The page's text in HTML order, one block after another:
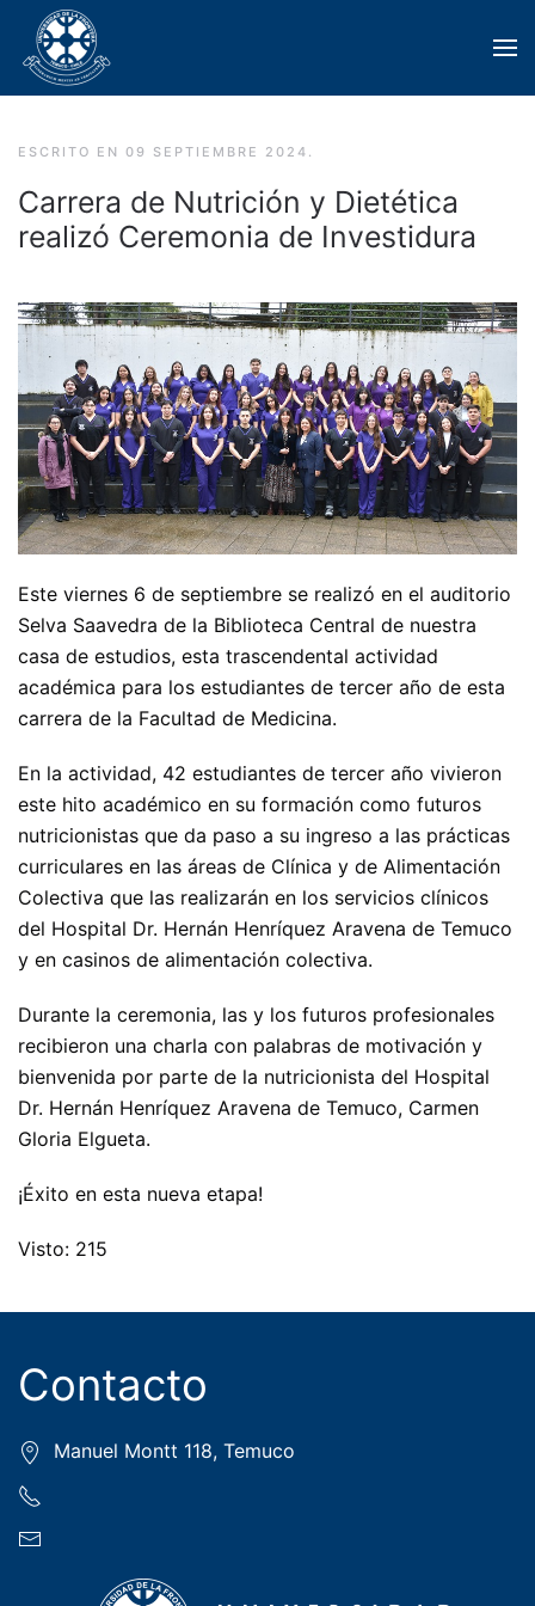
Skip to main content
ESCRITO EN 09 SEPTIEMBRE 2024 .
Carrera de Nutrición y Dietética
realizó Ceremonia de Investidura
Este viernes 6 de septiembre se realizó en el auditorio
Selva Saavedra de la Biblioteca Central de nuestra
casa de estudios, esta trascendental actividad
académica para los estudiantes de tercer año de esta
carrera de la Facultad de Medicina.
En la actividad, 42 estudiantes de tercer año vivieron
este hito académico en su formación como futuros
nutricionistas que da paso a su ingreso a las prácticas
curriculares en las áreas de Clínica y de Alimentación
Colectiva que las realizarán en los servicios clínicos
del Hospital Dr. Hernán Henríquez Aravena de Temuco
y en casinos de alimentación colectiva.
Durante la ceremonia, las y los futuros profesionales
recibieron una charla con palabras de motivación y
bienvenida por parte de la nutricionista del Hospital
Dr. Hernán Henríquez Aravena de Temuco, Carmen
Gloria Elgueta.
¡Éxito en esta nueva etapa!
Visto: 215
Contacto
Manuel Montt 118, Temuco